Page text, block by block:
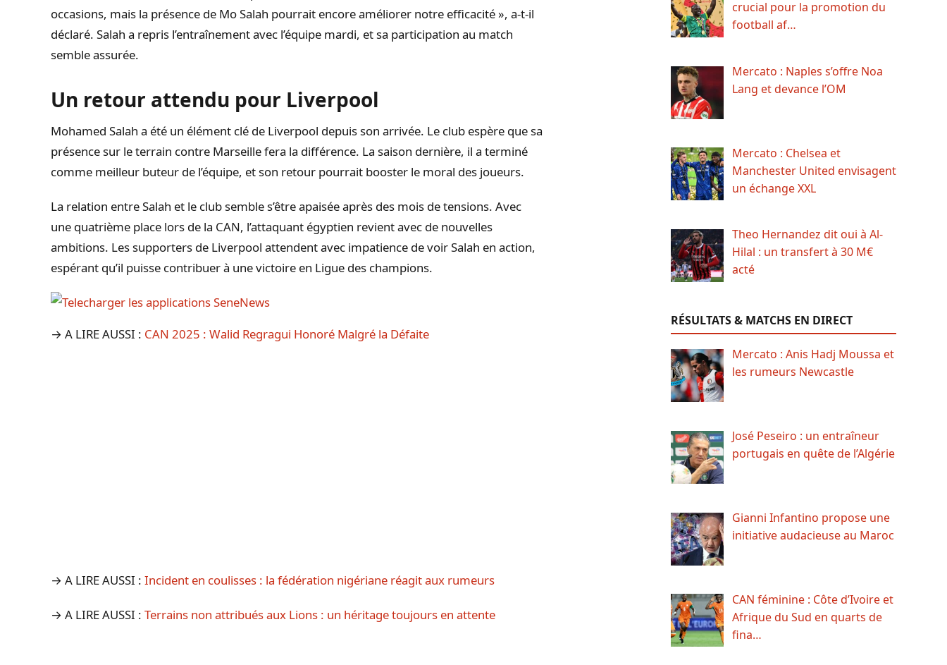
occasions, mais la présence de Mo Salah pourrait encore améliorer notre efficacité », a-t-il
déclaré. Salah a repris l’entraînement avec l’équipe mardi, et sa participation au match
semble assurée.
Un retour attendu pour Liverpool
Mohamed Salah a été un élément clé de Liverpool depuis son arrivée. Le club espère que sa
présence sur le terrain contre Marseille fera la différence. La saison dernière, il a terminé
comme meilleur buteur de l’équipe, et son retour pourrait booster le moral des joueurs.
La relation entre Salah et le club semble s’être apaisée après des mois de tensions. Avec
une quatrième place lors de la CAN, l’attaquant égyptien revient avec de nouvelles
ambitions. Les supporters de Liverpool attendent avec impatience de voir Salah en action,
espérant qu’il puisse contribuer à une victoire en Ligue des champions.
→ A LIRE AUSSI : CAN 2025 : Walid Regragui Honoré Malgré la Défaite
→ A LIRE AUSSI : Incident en coulisses : la fédération nigériane réagit aux rumeurs
→ A LIRE AUSSI : Terrains non attribués aux Lions : un héritage toujours en attente
crucial pour la promotion du
football af…
Mercato : Naples s’offre Noa
Lang et devance l’OM
Mercato : Chelsea et
Manchester United envisagent
un échange XXL
Theo Hernandez dit oui à Al-
Hilal : un transfert à 30 M€
acté
RÉSULTATS & MATCHS EN DIRECT
Mercato : Anis Hadj Moussa et
les rumeurs Newcastle
José Peseiro : un entraîneur
portugais en quête de l’Algérie
Gianni Infantino propose une
initiative audacieuse au Maroc
CAN féminine : Côte d’Ivoire et
Afrique du Sud en quarts de
fina…